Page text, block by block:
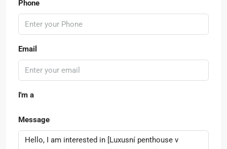
Phone
Email
I'm a
Message